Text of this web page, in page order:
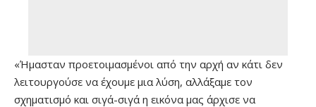
«Ήμασταν προετοιμασμένοι από την αρχή αν κάτι δεν
λειτουργούσε να έχουμε μια λύση, αλλάξαμε τον
σχηματισμό και σιγά-σιγά η εικόνα μας άρχισε να